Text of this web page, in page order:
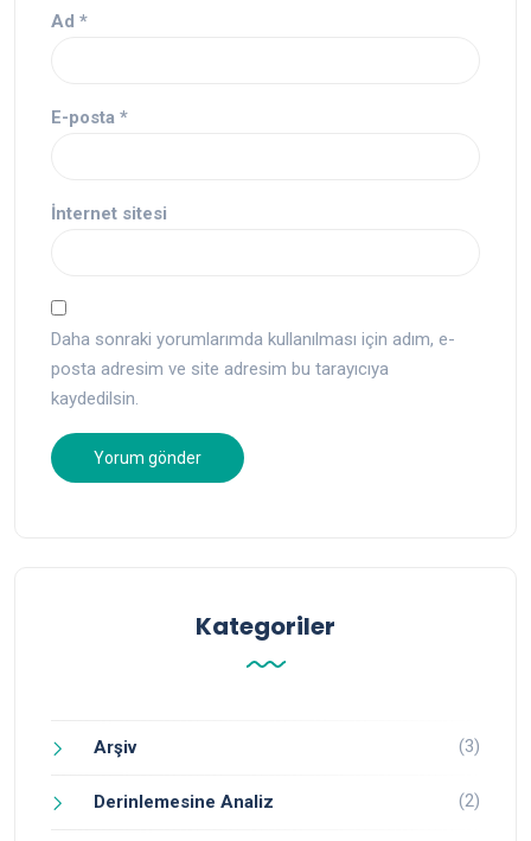
Ad *
E-posta *
İnternet sitesi
Daha sonraki yorumlarımda kullanılması için adım, e-
posta adresim ve site adresim bu tarayıcıya
kaydedilsin.
Kategoriler
Arşiv (3)
Derinlemesine Analiz (2)